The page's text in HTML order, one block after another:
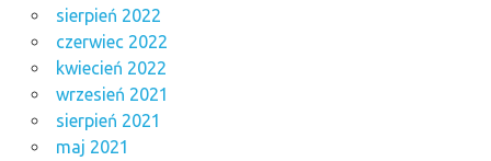
sierpień 2022
czerwiec 2022
kwiecień 2022
wrzesień 2021
sierpień 2021
maj 2021